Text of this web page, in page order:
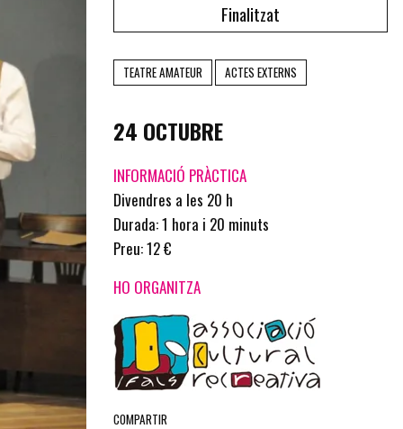
Finalitzat
TEATRE AMATEUR ACTES EXTERNS
24 OCTUBRE
INFORMACIÓ PRÀCTICA
Divendres a les 20 h
Durada: 1 hora i 20 minuts
Preu: 12 €
HO ORGANITZA
COMPARTIR